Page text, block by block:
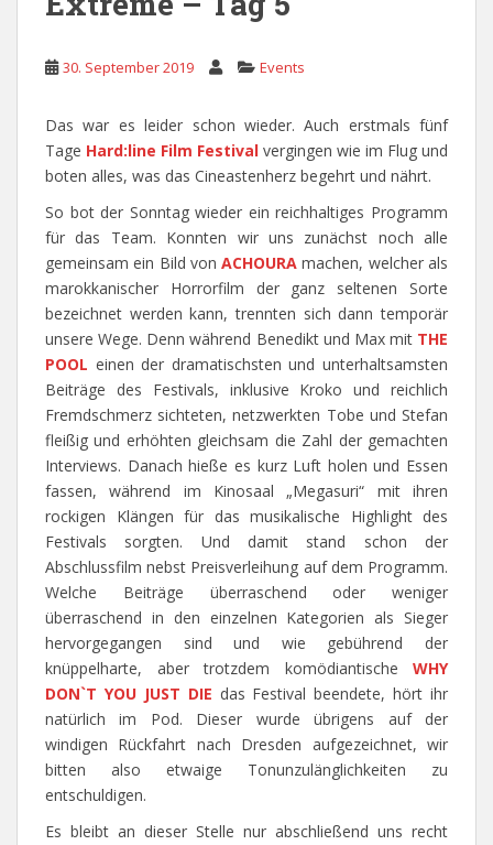
30. September 2019 Events
Das war es leider schon wieder. Auch erstmals fünf
Tage Hard:line Film Festival vergingen wie im Flug und
boten alles, was das Cineastenherz begehrt und nährt.
So bot der Sonntag wieder ein reichhaltiges Programm
für das Team. Konnten wir uns zunächst noch alle
gemeinsam ein Bild vonACHOURA machen, welcher als
marokkanischer Horrorfilm der ganz seltenen Sorte
bezeichnet werden kann, trennten sich dann temporär
unsere Wege. Denn während Benedikt und Max mit THE
POOL einen der dramatischsten und unterhaltsamsten
Beiträge des Festivals, inklusive Kroko und reichlich
Fremdschmerz sichteten, netzwerkten Tobe und Stefan
fleißig und erhöhten gleichsam die Zahl der gemachten
Interviews. Danach hieße es kurz Luft holen und Essen
fassen, während im Kinosaal „Megasuri“ mit ihren
rockigen Klängen für das musikalische Highlight des
Festivals sorgten. Und damit stand schon der
Abschlussfilm nebst Preisverleihung auf dem Programm.
Welche Beiträge überraschend oder weniger
überraschend in den einzelnen Kategorien als Sieger
hervorgegangen sind und wie gebührend der
knüppelharte, aber trotzdem komödiantische WHY
DON`T YOU JUST DIE das Festival beendete, hört ihr
natürlich im Pod. Dieser wurde übrigens auf der
windigen Rückfahrt nach Dresden aufgezeichnet, wir
bitten also etwaige Tonunzulänglichkeiten zu
entschuldigen.
Es bleibt an dieser Stelle nur abschließend uns recht